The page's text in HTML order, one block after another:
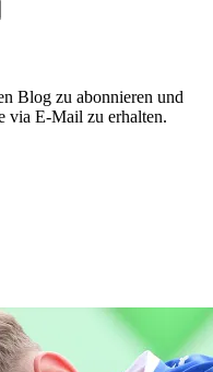
Blog zu abonnieren und
via E-Mail zu erhalten.